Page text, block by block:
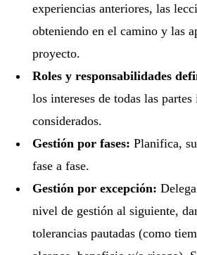
experiencias anteriores, las
obteniendo en el camino y las
proyecto.
Roles y responsabilidades
los intereses de todas las partes
considerados.
Gestión por fases: Planifica,
fase a fase.
Gestión por excepción:
nivel de gestión al siguiente,
tolerancias pautadas (como